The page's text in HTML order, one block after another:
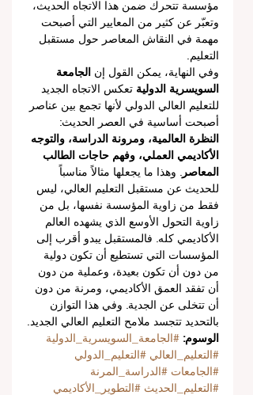
مؤسسة تتحرك ضمن هذا الاتجاه الحديث،
وتعبّر عن كثير من المعايير التي أصبحت
مهمة في النقاش المعاصر حول مستقبل
التعليم.
وفي النهاية، يمكن القول إن الجامعة
السويسرية الدولية تعكس الاتجاه الجديد
للتعليم العالي الدولي لأنها تجمع بين عناصر
أصبحت أساسية في العصر الحديث:
النظرة العالمية، ومرونة الدراسة، والتوجه
الأكاديمي العملي، وفهم حاجات الطالب
المعاصر
. وهذا ما يجعلها مثالاً مناسباً
للحديث عن مستقبل التعليم العالي، ليس
فقط من زاوية المؤسسة نفسها، بل من
زاوية التحول الأوسع الذي يشهده العالم
الأكاديمي كله. فالمستقبل يبدو أقرب إلى
المؤسسات التي تستطيع أن تكون دولية
من دون أن تكون بعيدة، وعملية من دون
أن تفقد العمق الأكاديمي، ومرنة من دون
أن تتخلى عن الجدية. وفي هذا التوازن
بالتحديد تتجسد ملامح التعليم العالي الجديد.
الوسوم: #الجامعة_السويسرية_الدولية
#التعليم_العالي #التعليم_الدولي
#الجامعات #الدراسة_المرنة
#التعليم_الحديث #التطوير_الأكاديمي